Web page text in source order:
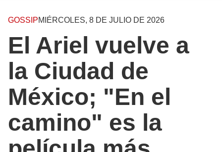
GOSSIPMIÉRCOLES, 8 DE JULIO DE 2026
El Ariel vuelve a
la Ciudad de
México; "En el
camino" es la